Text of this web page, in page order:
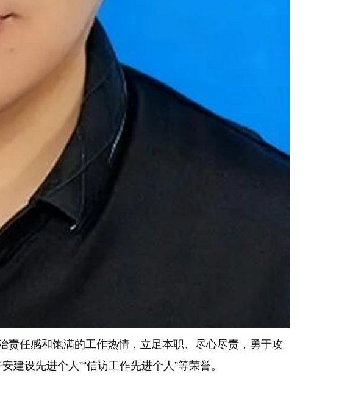
任感和饱满的工作热情，立足本职、尽心尽责，勇于攻
建设先进个人”“信访工作先进个人”等荣誉。